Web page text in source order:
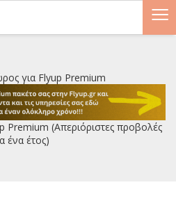
για Flyup Premium
Premium (Απεριόριστες προβολές
ένα έτος)
≡